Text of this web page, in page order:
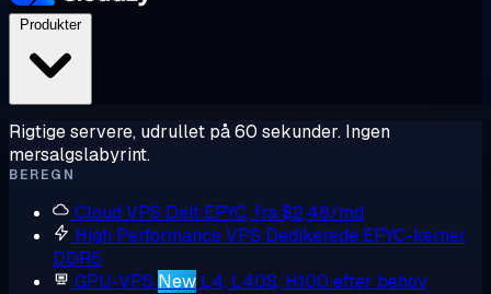
Produkter
Rigtige servere, udrullet på 60 sekunder. Ingen
mersalgslabyrint.
BEREGN
Cloud VPS Delt EPYC, fra $2,48/md
High Performance VPS Dedikerede EPYC-kerner,
DDR5
GPU-VPS New L4, L40S, H100 efter behov